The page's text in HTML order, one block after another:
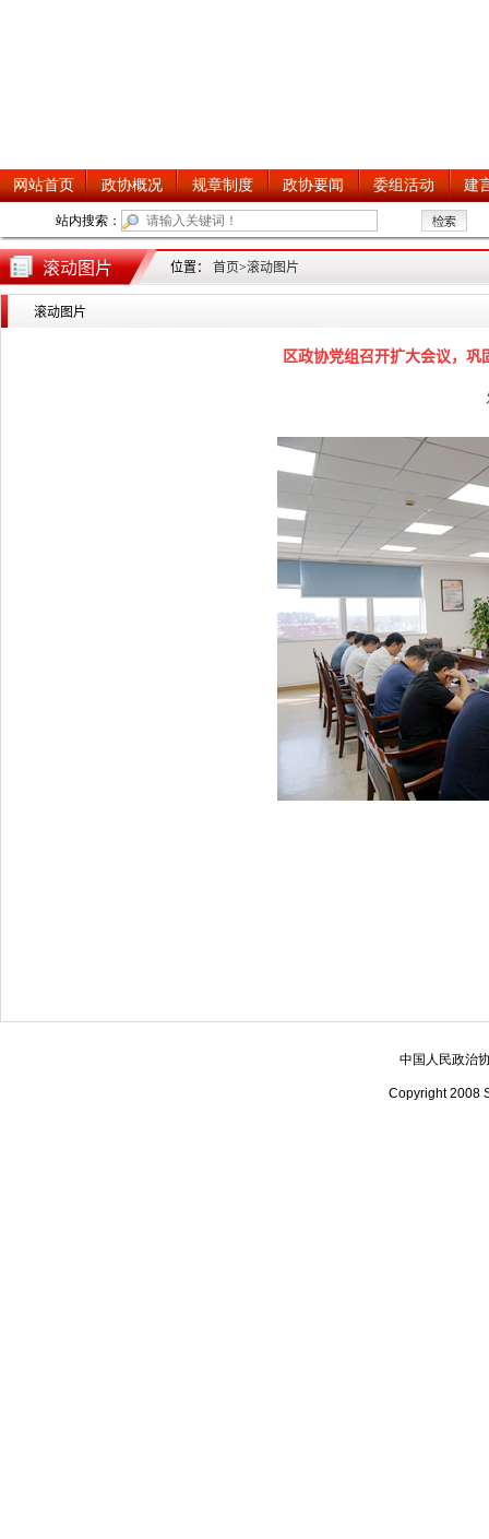
滚动图片 位置： 首页>滚动图片
滚动图片
区政协党组召开扩大会议，